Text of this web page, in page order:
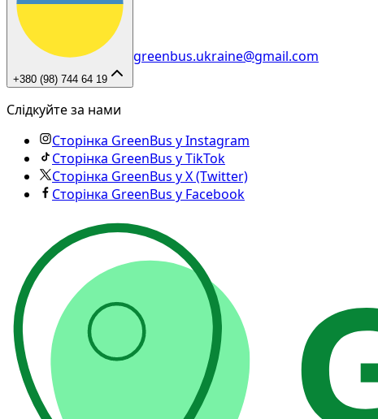
+380 (98) 744 64 19
greenbus.ukraine@gmail.com
Слідкуйте за нами
Сторінка GreenBus у Instagram
Сторінка GreenBus у TikTok
Сторінка GreenBus у X (Twitter)
Сторінка GreenBus у Facebook